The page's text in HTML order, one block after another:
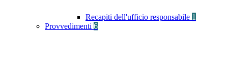
Recapiti dell'ufficio responsabile 1
Provvedimenti 6